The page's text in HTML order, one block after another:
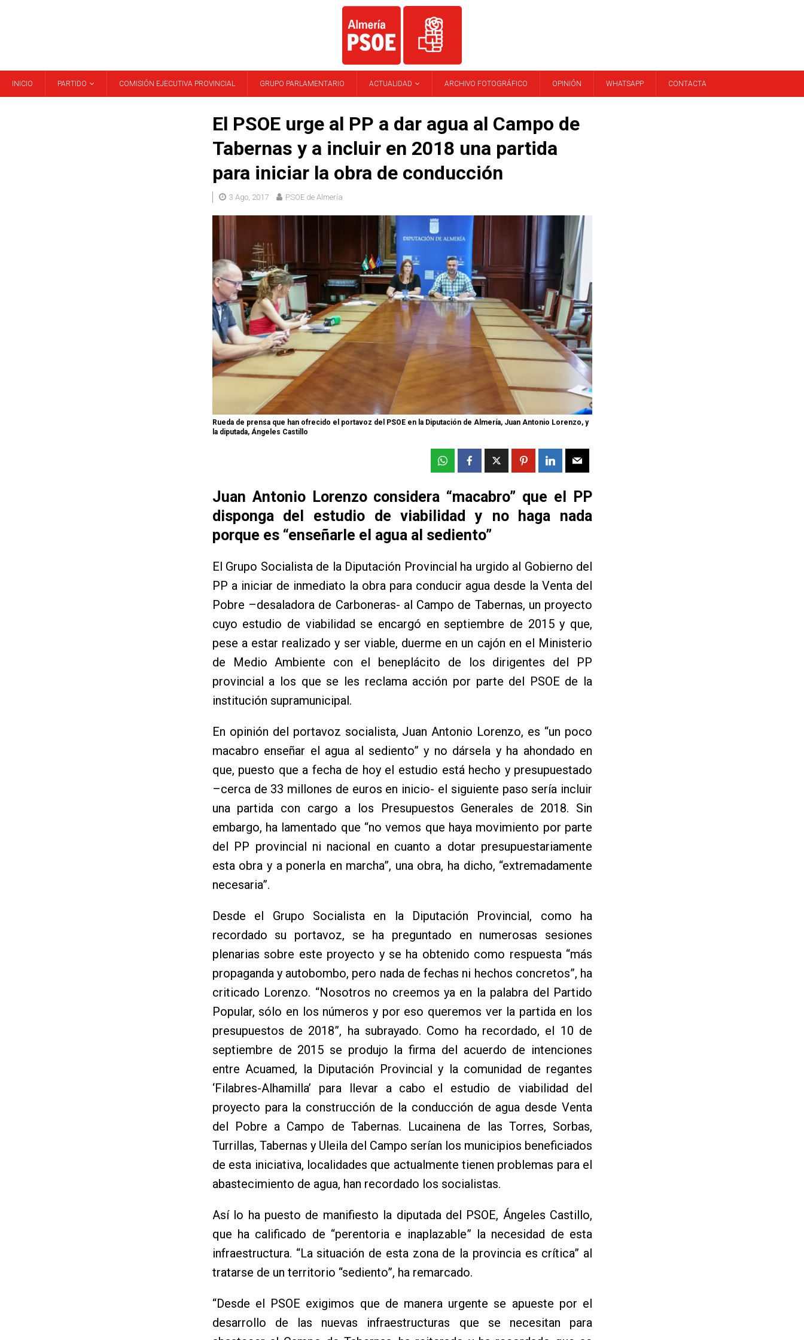
INICIO PARTIDO COMISIÓN EJECUTIVA PROVINCIAL GRUPO PARLAMENTARIO ACTUALIDAD ARCHIVO FOTOGRÁFICO OPINIÓN WHATSAPP CONTACTA
El PSOE urge al PP a dar agua al Campo de
Tabernas y a incluir en 2018 una partida
para iniciar la obra de conducción
3 Ago, 2017 PSOE de Almería
Rueda de prensa que han ofrecido el portavoz del PSOE en la Diputación de Almería, Juan Antonio Lorenzo, y
la diputada, Ángeles Castillo
Juan Antonio Lorenzo considera “macabro” que el PP
disponga del estudio de viabilidad y no haga nada
porque es “enseñarle el agua al sediento”
El Grupo Socialista de la Diputación Provincial ha urgido al Gobierno del
PP a iniciar de inmediato la obra para conducir agua desde la Venta del
Pobre –desaladora de Carboneras- al Campo de Tabernas, un proyecto
cuyo estudio de viabilidad se encargó en septiembre de 2015 y que,
pese a estar realizado y ser viable, duerme en un cajón en el Ministerio
de Medio Ambiente con el beneplácito de los dirigentes del PP
provincial a los que se les reclama acción por parte del PSOE de la
institución supramunicipal.
En opinión del portavoz socialista, Juan Antonio Lorenzo, es “un poco
macabro enseñar el agua al sediento” y no dársela y ha ahondado en
que, puesto que a fecha de hoy el estudio está hecho y presupuestado
–cerca de 33 millones de euros en inicio- el siguiente paso sería incluir
una partida con cargo a los Presupuestos Generales de 2018. Sin
embargo, ha lamentado que “no vemos que haya movimiento por parte
del PP provincial ni nacional en cuanto a dotar presupuestariamente
esta obra y a ponerla en marcha”, una obra, ha dicho, “extremadamente
necesaria”.
Desde el Grupo Socialista en la Diputación Provincial, como ha
recordado su portavoz, se ha preguntado en numerosas sesiones
plenarias sobre este proyecto y se ha obtenido como respuesta “más
propaganda y autobombo, pero nada de fechas ni hechos concretos”, ha
criticado Lorenzo. “Nosotros no creemos ya en la palabra del Partido
Popular, sólo en los números y por eso queremos ver la partida en los
presupuestos de 2018”, ha subrayado. Como ha recordado, el 10 de
septiembre de 2015 se produjo la firma del acuerdo de intenciones
entre Acuamed, la Diputación Provincial y la comunidad de regantes
‘Filabres-Alhamilla’ para llevar a cabo el estudio de viabilidad del
proyecto para la construcción de la conducción de agua desde Venta
del Pobre a Campo de Tabernas. Lucainena de las Torres, Sorbas,
Turrillas, Tabernas y Uleila del Campo serían los municipios beneficiados
de esta iniciativa, localidades que actualmente tienen problemas para el
abastecimiento de agua, han recordado los socialistas.
Así lo ha puesto de manifiesto la diputada del PSOE, Ángeles Castillo,
que ha calificado de “perentoria e inaplazable” la necesidad de esta
infraestructura. “La situación de esta zona de la provincia es crítica” al
tratarse de un territorio “sediento”, ha remarcado.
“Desde el PSOE exigimos que de manera urgente se apueste por el
desarrollo de las nuevas infraestructuras que se necesitan para